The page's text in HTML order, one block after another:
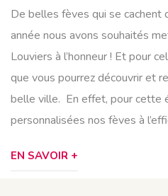
De belles fèves qui se
année nous avons souhaités
Louviers à l’honneur ! Et pour
que vous pourrez découvrir et
belle ville. En effet, pour cette
personnalisées nos fèves à
EN SAVOIR +